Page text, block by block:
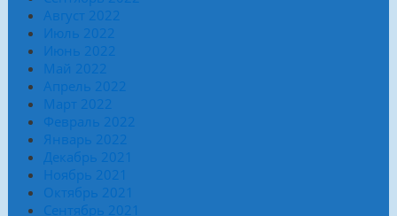
Август 2022
Июль 2022
Июнь 2022
Май 2022
Апрель 2022
Март 2022
Февраль 2022
Январь 2022
Декабрь 2021
Ноябрь 2021
Октябрь 2021
Сентябрь 2021